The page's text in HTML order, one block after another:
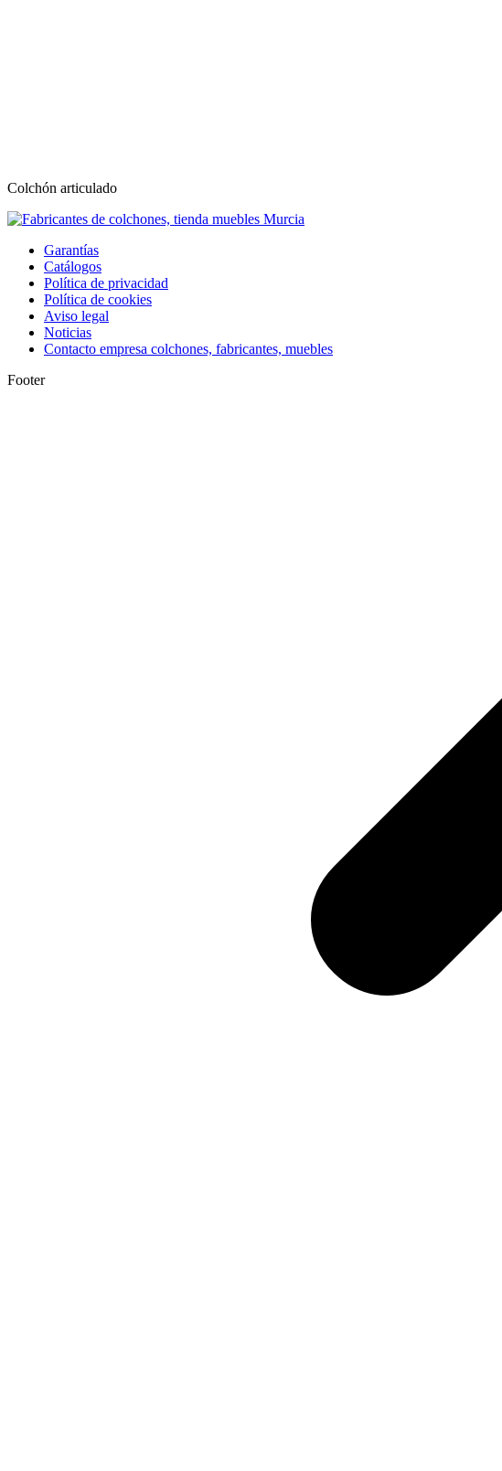
Colchón articulado
Garantías
Catálogos
Política de privacidad
Política de cookies
Aviso legal
Noticias
Contacto empresa colchones, fabricantes, muebles
Footer